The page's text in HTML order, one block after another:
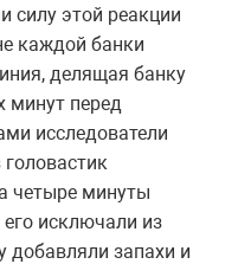
силу этой реакции
каждой банки
делящая банку
минут перед
исследователи
четыре минуты
исключали из
добавляли запахи и